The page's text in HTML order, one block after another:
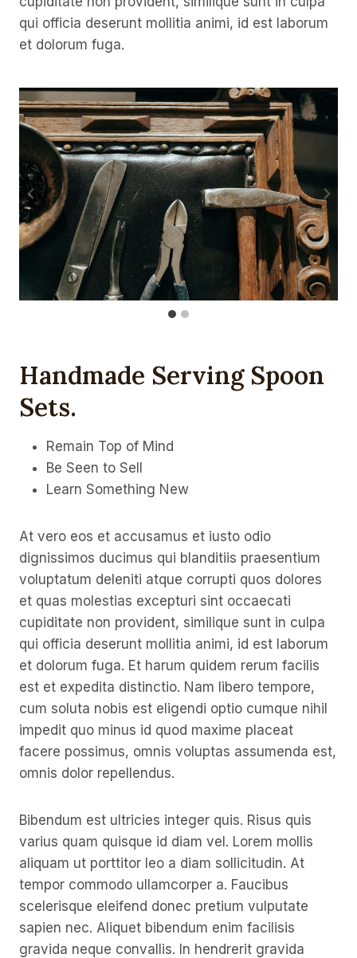
qui officia deserunt mollitia animi, id est laborum
et dolorum fuga.
Handmade Serving Spoon
Sets.
Remain Top of Mind
Be Seen to Sell
Learn Something New
At vero eos et accusamus et iusto odio
dignissimos ducimus qui blanditiis praesentium
voluptatum deleniti atque corrupti quos dolores
et quas molestias excepturi sint occaecati
cupiditate non provident, similique sunt in culpa
qui officia deserunt mollitia animi, id est laborum
et dolorum fuga. Et harum quidem rerum facilis
est et expedita distinctio. Nam libero tempore,
cum soluta nobis est eligendi optio cumque nihil
impedit quo minus id quod maxime placeat
facere possimus, omnis voluptas assumenda est,
omnis dolor repellendus.
Bibendum est ultricies integer quis. Risus quis
varius quam quisque id diam vel. Lorem mollis
aliquam ut porttitor leo a diam sollicitudin. At
tempor commodo ullamcorper a. Faucibus
scelerisque eleifend donec pretium vulputate
sapien nec. Aliquet bibendum enim facilisis
gravida neque convallis. In hendrerit gravida